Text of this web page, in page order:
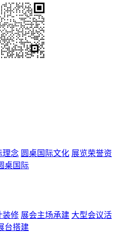
理念 圆桌国际文化 展览荣誉资
桌国际
装修 展会主场承建 大型会议活
台搭建